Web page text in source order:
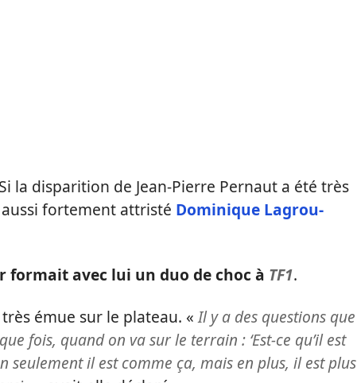
la disparition de Jean-Pierre Pernaut a été très
fortement attristé Dominique Lagrou-
avec lui un duo de choc à TF1.
émue sur le plateau. «Il y a des questions que
fois, quand on va sur le terrain : ‘Est-ce qu’il est
seulement il est comme ça, mais en plus, il est plus